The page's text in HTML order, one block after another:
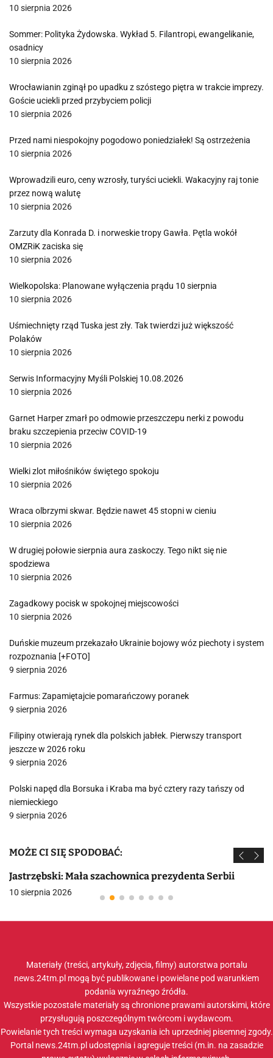
10 sierpnia 2026
Sommer: Polityka Żydowska. Wykład 5. Filantropi, ewangelikanie,
osadnicy
10 sierpnia 2026
Wrocławianin zginął po upadku z szóstego piętra w trakcie imprezy.
Goście uciekli przed przybyciem policji
10 sierpnia 2026
Przed nami niespokojny pogodowo poniedziałek! Są ostrzeżenia
10 sierpnia 2026
Wprowadzili euro, ceny wzrosły, turyści uciekli. Wakacyjny raj tonie
przez nową walutę
10 sierpnia 2026
Zarzuty dla Konrada D. i norweskie tropy Gawła. Pętla wokół
OMZRiK zaciska się
10 sierpnia 2026
Wielkopolska: Planowane wyłączenia prądu 10 sierpnia
10 sierpnia 2026
Uśmiechnięty rząd Tuska jest zły. Tak twierdzi już większość
Polaków
10 sierpnia 2026
Serwis Informacyjny Myśli Polskiej 10.08.2026
10 sierpnia 2026
Garnet Harper zmarł po odmowie przeszczepu nerki z powodu
braku szczepienia przeciw COVID-19
10 sierpnia 2026
Wielki zlot miłośników świętego spokoju
10 sierpnia 2026
Wraca olbrzymi skwar. Będzie nawet 45 stopni w cieniu
10 sierpnia 2026
W drugiej połowie sierpnia aura zaskoczy. Tego nikt się nie
spodziewa
10 sierpnia 2026
Zagadkowy pocisk w spokojnej miejscowości
10 sierpnia 2026
Duńskie muzeum przekazało Ukrainie bojowy wóz piechoty i system
rozpoznania [+FOTO]
9 sierpnia 2026
Farmus: Zapamiętajcie pomarańczowy poranek
9 sierpnia 2026
Filipiny otwierają rynek dla polskich jabłek. Pierwszy transport
jeszcze w 2026 roku
9 sierpnia 2026
Polski napęd dla Borsuka i Kraba ma być cztery razy tańszy od
niemieckiego
9 sierpnia 2026
MOŻE CI SIĘ SPODOBAĆ:
Jastrzębski: Mała szachownica prezydenta Serbii
10 sierpnia 2026
Materiały (treści, artykuły, zdjęcia, filmy) autorstwa portalu
news.24tm.pl mogą być publikowane i powielane pod warunkiem
podania wyraźnego źródła.
Wszystkie pozostałe materiały są chronione prawami autorskimi, które
przysługują poszczególnym twórcom i wydawcom.
Powielanie tych treści wymaga uzyskania ich uprzedniej pisemnej zgody.
Portal news.24tm.pl udostępnia i agreguje treści (m.in. na zasadzie